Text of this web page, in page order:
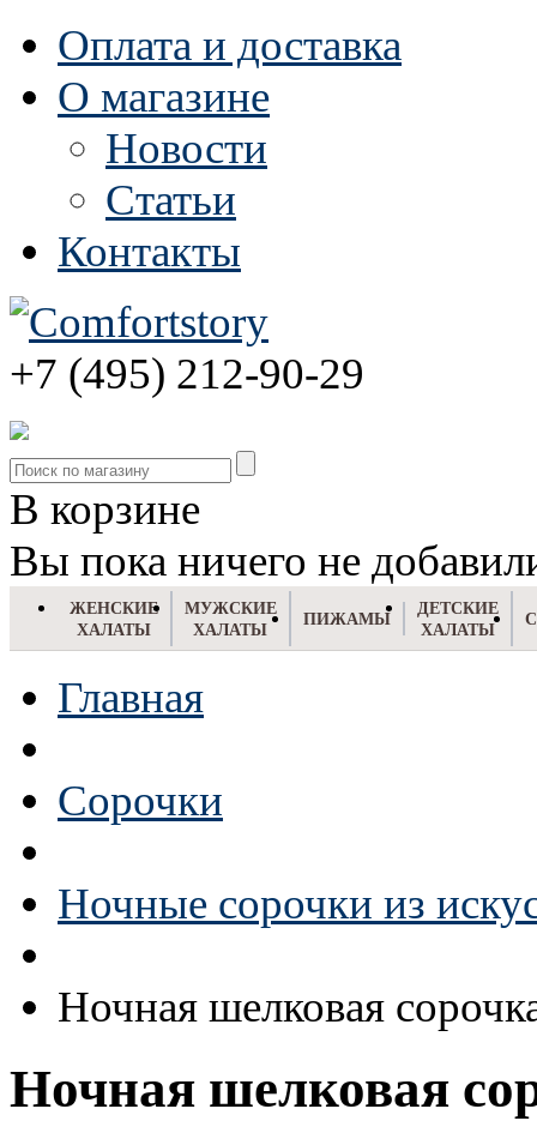
Оплата и доставка
О магазине
Новости
Статьи
Контакты
+7 (495) 212-90-29
В корзине
Вы пока ничего не
ЖЕНСКИЕ
ХАЛАТЫ
МУЖСКИЕ
ХАЛАТЫ
ПИЖАМЫ
ДЕТСКИЕ
ХАЛАТЫ
Главная
Сорочки
Ночные сорочки из
Ночная шелковая
Ночная шелковая